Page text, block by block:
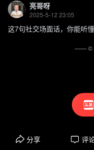
亮哥呀
2025-5-12 23:05
这7句社交场面话，你能听
分享 评
—— ©